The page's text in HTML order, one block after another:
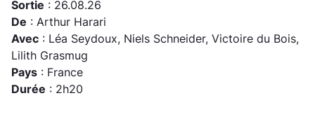
Sortie : 26.08.26
De : Arthur Harari
Avec : Léa Seydoux, Niels Schneider, Victoire du Bois,
Lilith Grasmug
Pays : France
Durée : 2h20